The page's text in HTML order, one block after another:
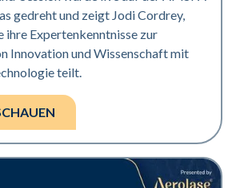
gedreht und zeigt Jodi Cordrey,
ihre Expertenkenntnisse zur
Innovation und Wissenschaft mit
teilt.